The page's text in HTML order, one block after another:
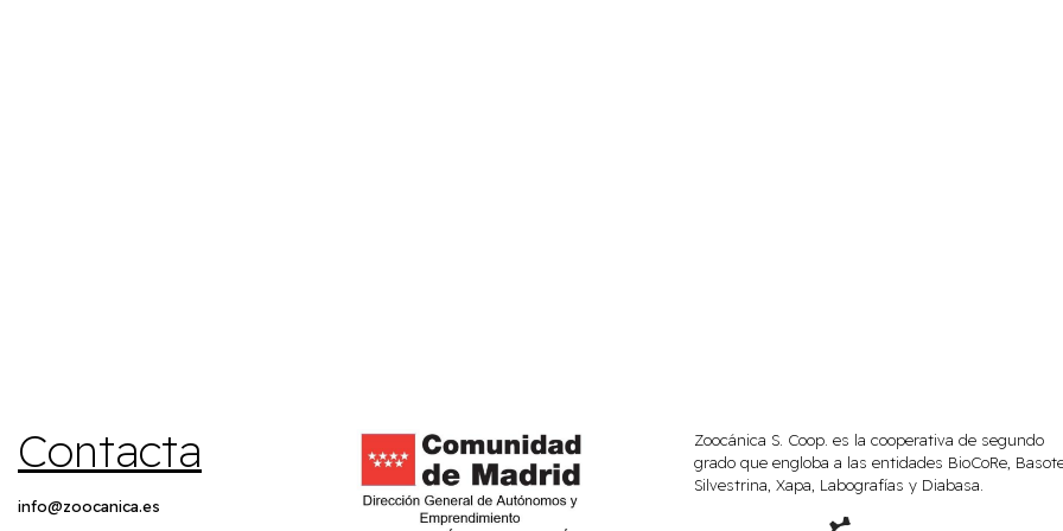
Contacta
info@zoocanica.es
Zoocánica S. Coop. es la cooperativa de segundo
grado que engloba a las entidades BioCoRe,
Silvestrina, Xapa, Labografías y Diabasa.